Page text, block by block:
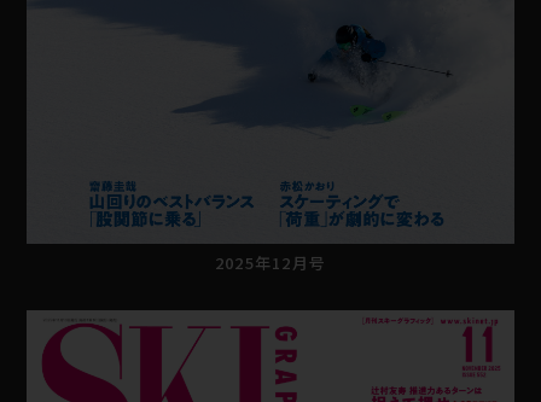
2025年12月号